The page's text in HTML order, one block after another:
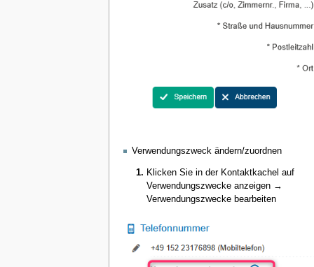
Verwendungszweck ändern/zuordnen
Klicken Sie in der Kontaktkachel auf
Verwendungszwecke anzeigen →
Verwendungszwecke bearbeiten